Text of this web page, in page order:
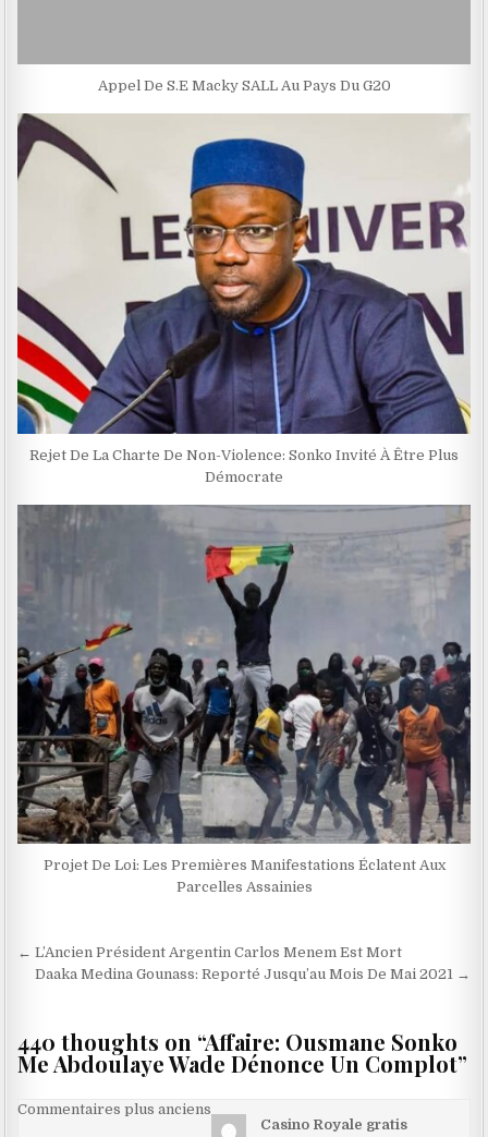
Appel De S.E Macky SALL Au Pays Du G20
Rejet De La Charte De Non-Violence: Sonko Invité À Être Plus
Démocrate
Projet De Loi: Les Premières Manifestations Éclatent Aux
Parcelles Assainies
Navigation
de
← L’Ancien Président Argentin Carlos Menem Est Mort
Daaka Medina Gounass: Reporté Jusqu’au Mois De Mai 2021 →
440 thoughts on “Affaire: Ousmane Sonko
Me Abdoulaye Wade Dénonce Un Complot”
Navigation
Commentaires plus anciens
Casino Royale gratis